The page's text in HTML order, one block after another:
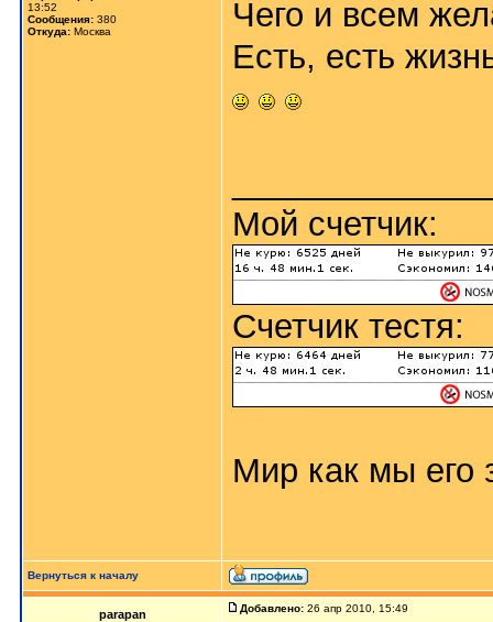
13:52
Сообщения: 380
Откуда: Москва
Чего и всем
Есть, есть
Мой счетчик:
Счетчик тестя:
Мир как мы его
Вернуться к началу
parapan Добавлено: 26 апр 2010, 15:49